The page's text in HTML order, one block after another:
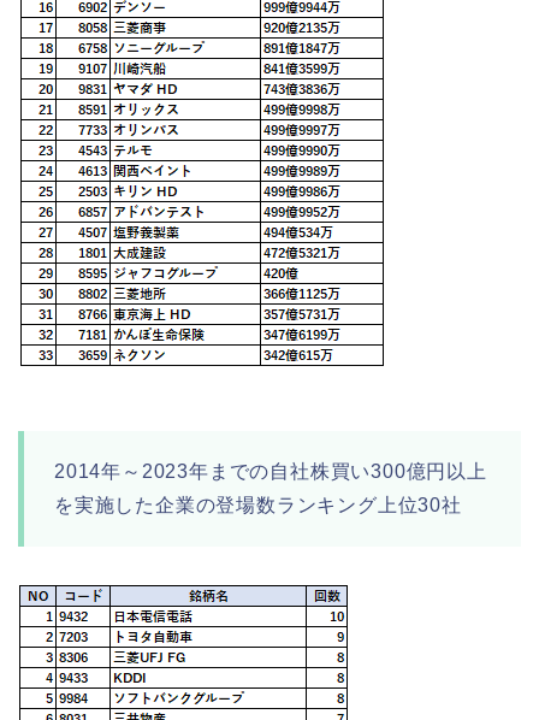
2014年～2023年までの自社株買い300億円以上
を実施した企業の登場数ランキング上位30社